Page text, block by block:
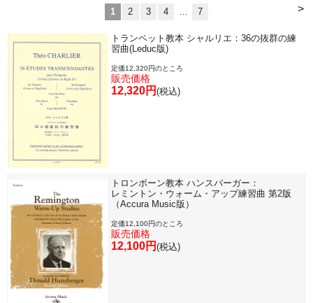
>
1 2 3 4 7
トランペット教本 シャルリエ：36の抜群の練
習曲(Leduc版)
定価12,320円のところ
販売価格
12,320円 (税込)
トロンボーン教本 ハンスバーガー：
レミントン・ウォーム・アップ練習曲 第2版
（Accura Music版）
定価12,100円のところ
販売価格
12,100円 (税込)